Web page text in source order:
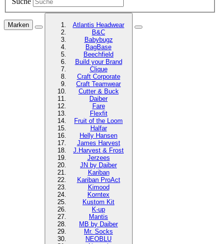
Marken
Atlantis Headwear
B&C
Babybugz
BagBase
Beechfield
Build your Brand
Clique
Craft Corporate
Craft Teamwear
Cutter & Buck
Daiber
Fare
Flexfit
Fruit of the Loom
Halfar
Helly Hansen
James Harvest
J.Harvest & Frost
Jerzees
JN by Daiber
Kariban
Kariban ProAct
Kimood
Korntex
Kustom Kit
K-up
Mantis
MB by Daiber
Mr. Socks
NEOBLU